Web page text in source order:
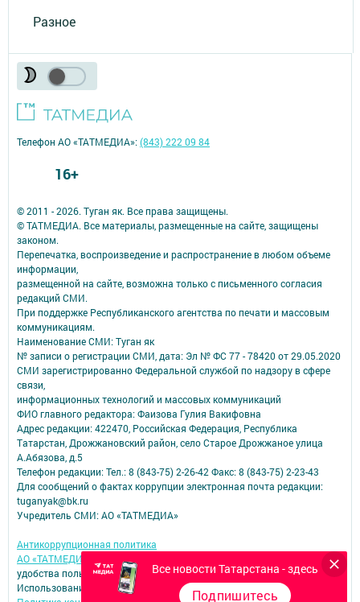
Разное
Все новости Татарстана - здесь
Подпишитесь
© 2011 - 2026. Туган як. Все права защищены.
© ТАТМЕДИА. Все материалы, размещенные на сайте, защищены
законом.
Перепечатка, воспроизведение и распространение в любом объеме
информации,
размещенной на сайте, возможна только с письменного согласия
редакций СМИ.
При поддержке Республиканского агентства по печати и массовым
коммуникациям.
Наименование СМИ: Туган як
№ записи о регистрации СМИ, дата: Эл № ФС 77 - 78420 от 29.05.2020
СМИ зарегистрированно Федеральной службой по надзору в сфере
связи,
информационных технологий и массовых коммуникаций
ФИО главного редактора: Фаизова Гулия Вакифовна
Адрес редакции: 422470, Российская Федерация, Республика
Татарстан, Дрожжановский район, село Старое Дрожжаное улица
А.Абязова, д.5
Телефон редакции: Тел.: 8 (843-75) 2-26-42 Факс: 8 (843-75) 2-23-43
Для сообщений о фактах коррупции электронная почта редакции:
tuganyak@bk.ru
Учредитель СМИ: АО «ТАТМЕДИА»
Антикоррупционная политика
АО «ТАТМЕДИА» использует «cookie»
для персонализации сервисов и
удобства пользователей сайтом.
Использование «cookie» можно отменить в настройках браузера.
Телефон АО «ТАТМЕДИА»:(843) 222 09 84
16+